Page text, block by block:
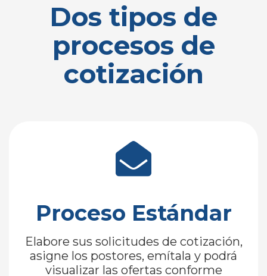
Dos tipos de
procesos de
cotización
Proceso Estándar
Elabore sus solicitudes de cotización,
asigne los postores, emítala y podrá
visualizar las ofertas conforme